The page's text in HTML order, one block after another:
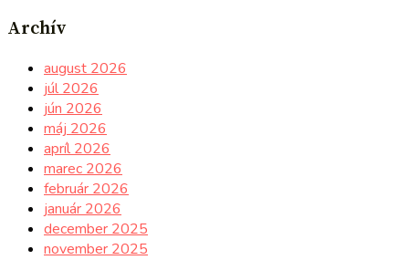
Archív
august 2026
júl 2026
jún 2026
máj 2026
apríl 2026
marec 2026
február 2026
január 2026
december 2025
november 2025